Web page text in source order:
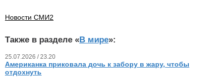
Новости СМИ2
Также в разделе «В мире»:
25.07.2026 / 23.20
Американка приковала дочь к забору в жару, чтобы
отдохнуть